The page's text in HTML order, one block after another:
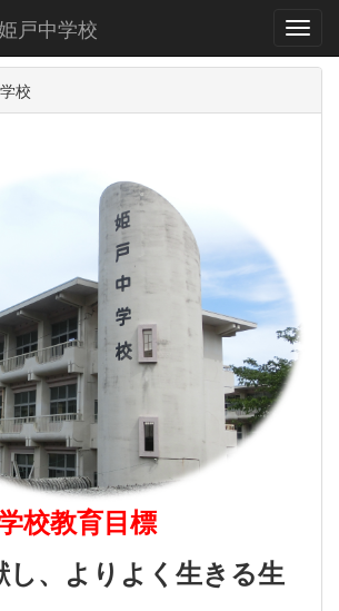
戸中学校
校
校教育目標
し、よりよく生きる生